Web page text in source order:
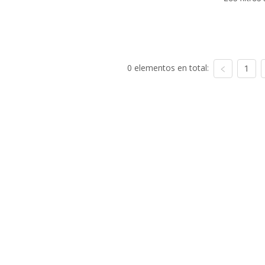
0 elementos en total: 1